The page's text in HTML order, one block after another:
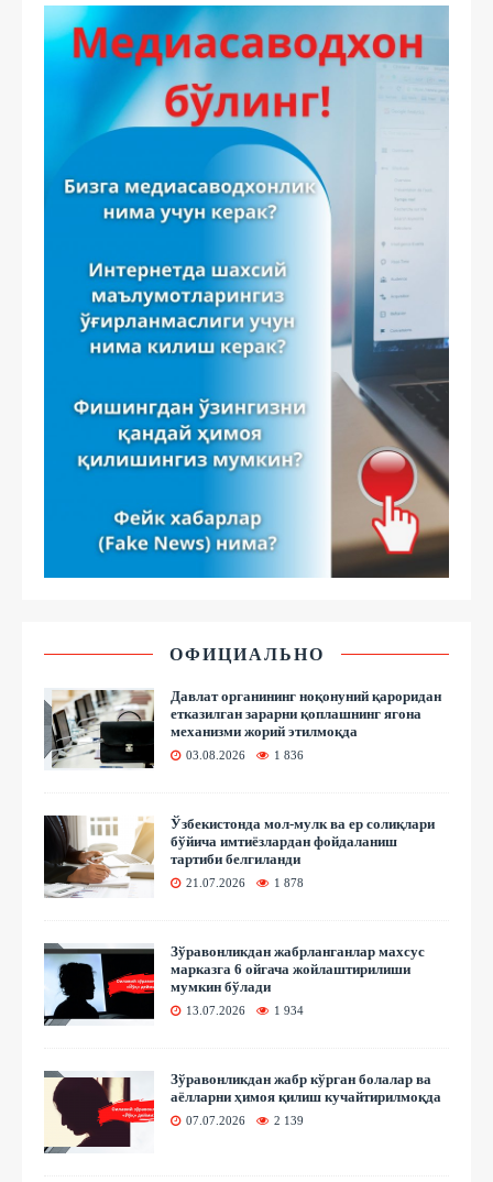
ОФИЦИАЛЬНО
Давлат органининг ноқонуний қароридан
етказилган зарарни қоплашнинг ягона
механизми жорий этилмоқда
03.08.2026 1 836
Ўзбекистонда мол-мулк ва ер солиқлари
бўйича имтиёзлардан фойдаланиш
тартиби белгиланди
21.07.2026 1 878
Зўравонликдан жабрланганлар махсус
марказга 6 ойгача жойлаштирилиши
мумкин бўлади
13.07.2026 1 934
Зўравонликдан жабр кўрган болалар ва
аёлларни ҳимоя қилиш кучайтирилмоқда
07.07.2026 2 139